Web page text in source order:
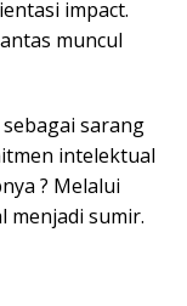
impact.
muncul
sarang
intelektual
? Melalui
menjadi sumir.